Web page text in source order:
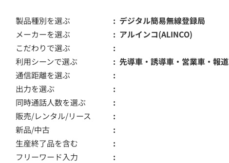
製品種別を選ぶ
デジタル簡易無線登録局
メーカーを選ぶ
アルインコ(ALINCO)
こだわりで選ぶ
利用シーンで選ぶ
先導車・誘導車・営業車・報
通信距離を選ぶ
出力を選ぶ
同時通話人数を選ぶ
販売/レンタル/リース
新品/中古
生産終了品を含む
フリーワード入力